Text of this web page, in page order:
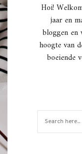
Hoi!
jaar en
bloggen
hoogte van
boeiende